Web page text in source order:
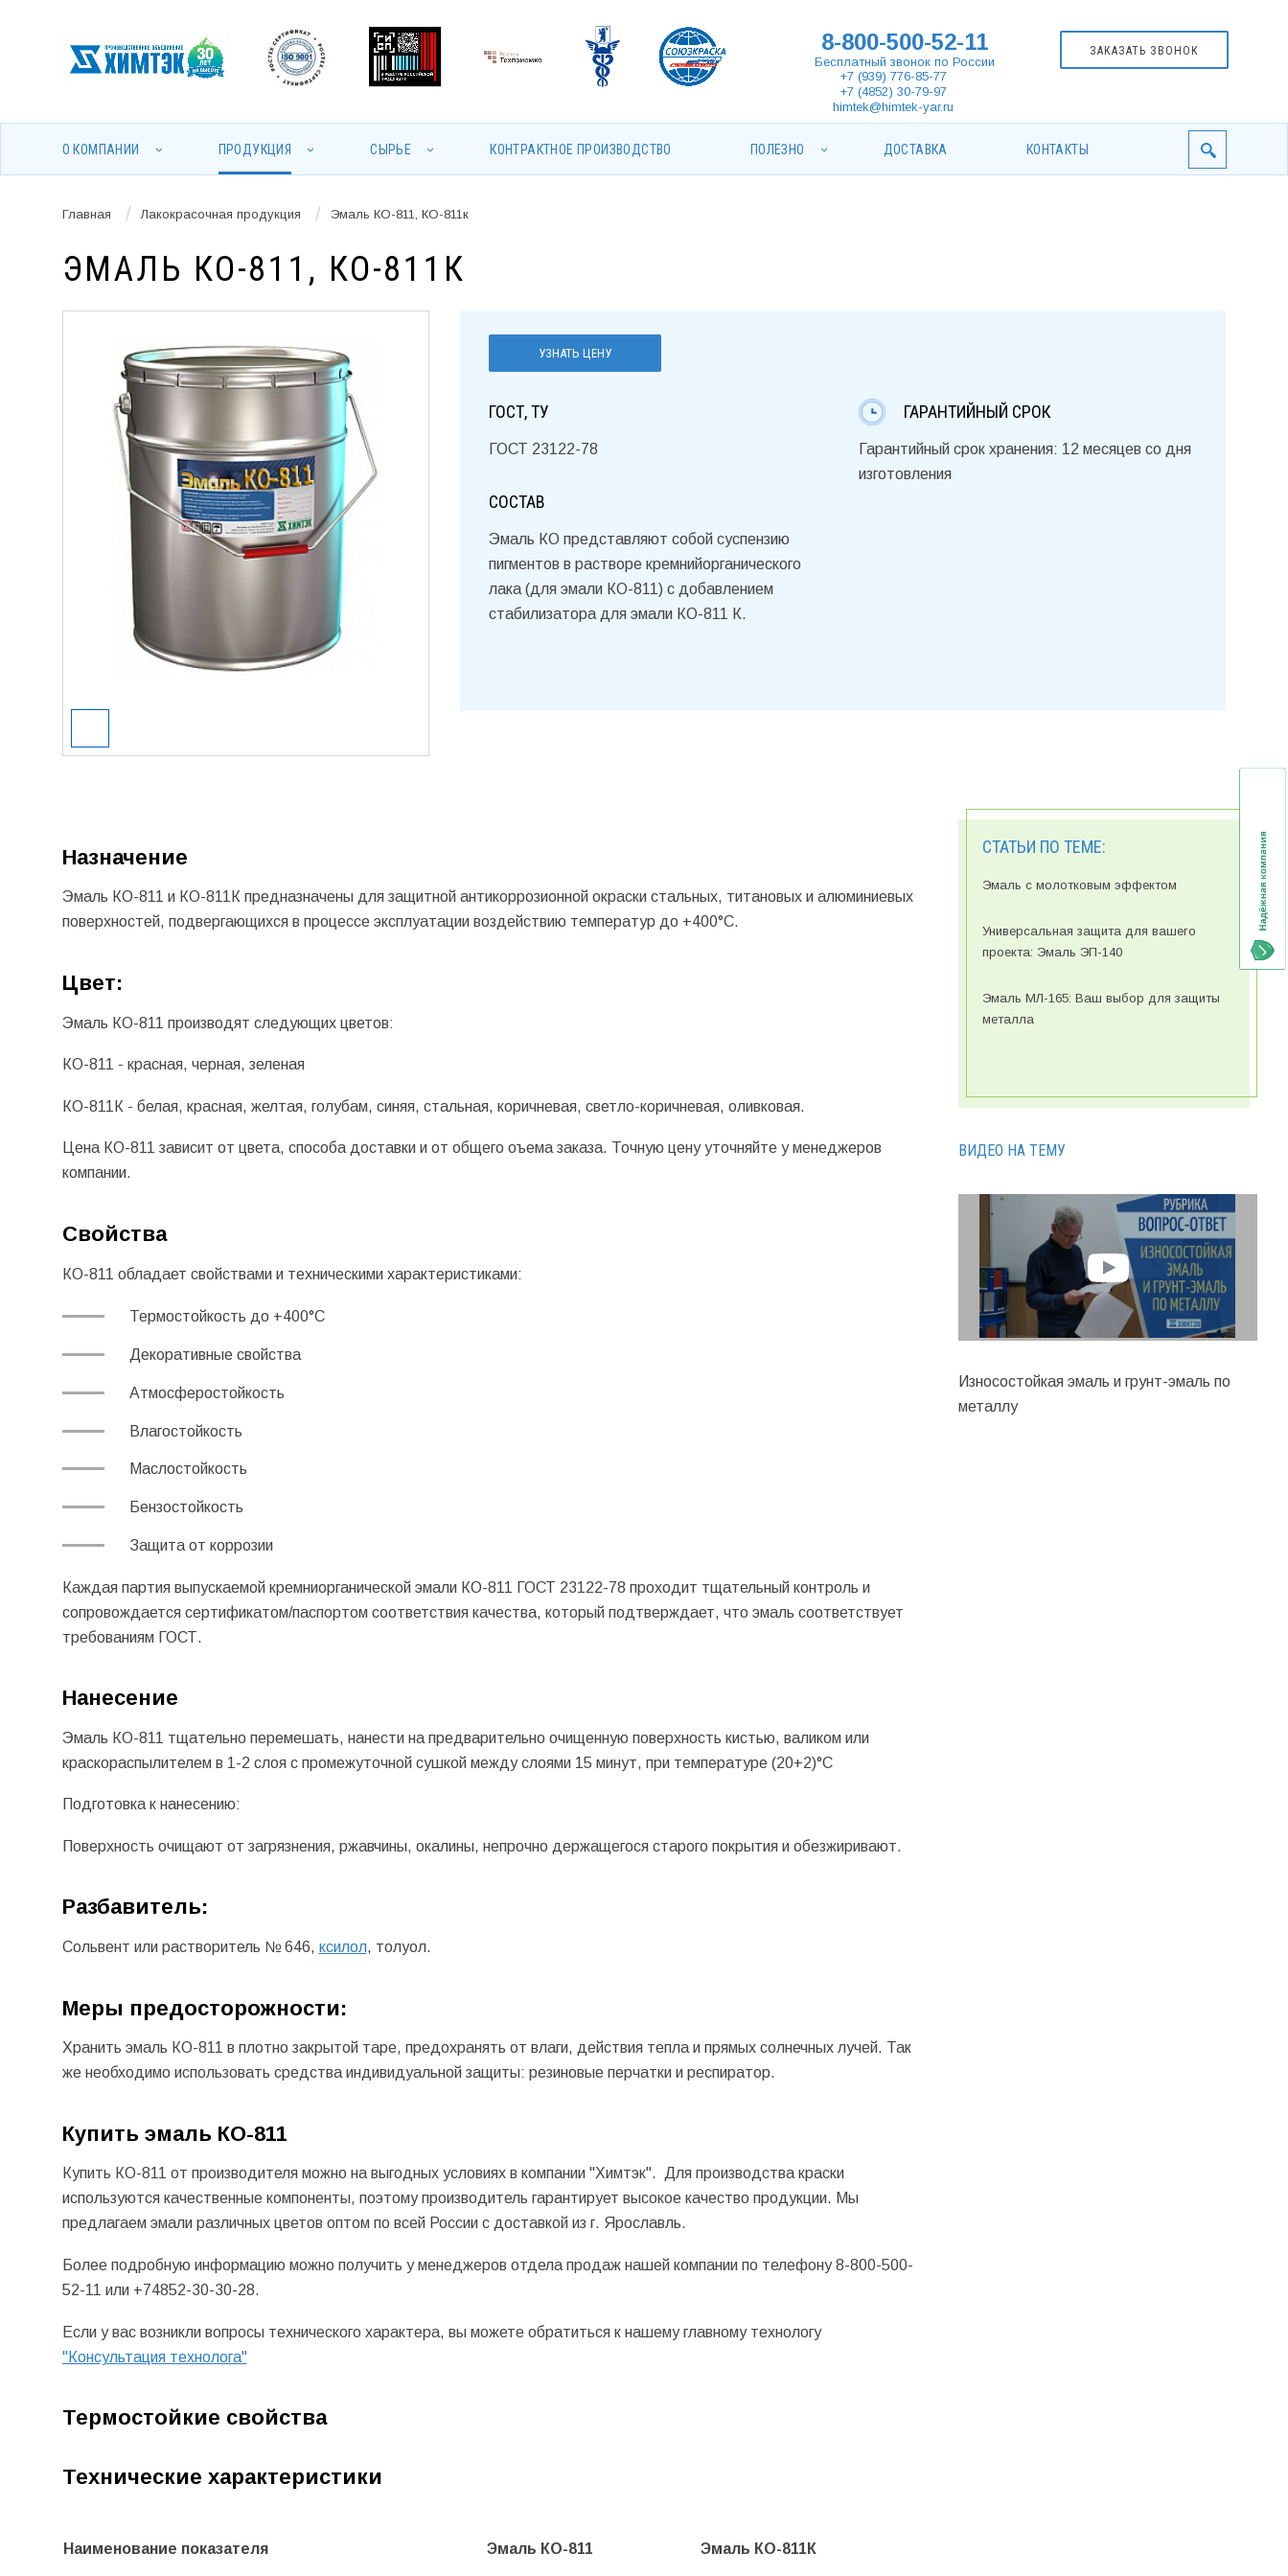
8-800-500-52-11
Бесплатный звонок по России
+7 (939) 776-85-77
+7 (4852) 30-79-97
himtek@himtek-yar.ru
ЗАКАЗАТЬ ЗВОНОК
О КОМПАНИИ ПРОДУКЦИЯ СЫРЬЕ КОНТРАКТНОЕ ПРОИЗВОДСТВО ПОЛЕЗНО ДОСТАВКА КОНТАКТЫ
Главная / Лакокрасочная продукция / Эмаль КО-811, КО-811к
ЭМАЛЬ КО-811, КО-811К
УЗНАТЬ ЦЕНУ
ГОСТ, ТУ
ГОСТ 23122-78
СОСТАВ
Эмаль КО представляют собой суспензию
пигментов в растворе кремнийорганического
лака (для эмали КО-811) с добавлением
стабилизатора для эмали КО-811 К.
ГАРАНТИЙНЫЙ СРОК
Гарантийный срок хранения: 12 месяцев со дня
изготовления
Назначение
Эмаль КО-811 и КО-811К предназначены для защитной антикоррозионной окраски стальных, титановых и алюминиевых
поверхностей, подвергающихся в процессе эксплуатации воздействию температур до +400°С.
Цвет:
Эмаль КО-811 производят следующих цветов:
КО-811 - красная, черная, зеленая
КО-811К - белая, красная, желтая, голубам, синяя, стальная, коричневая, светло-коричневая, оливковая.
Цена КО-811 зависит от цвета, способа доставки и от общего оъема заказа. Точную цену уточняйте у менеджеров
компании.
Свойства
КО-811 обладает свойствами и техническими характеристиками:
Термостойкость до +400°С
Декоративные свойства
Атмосферостойкость
Влагостойкость
Маслостойкость
Бензостойкость
Защита от коррозии
Каждая партия выпускаемой кремниорганической эмали КО-811 ГОСТ 23122-78 проходит тщательный контроль и
сопровождается сертификатом/паспортом соответствия качества, который подтверждает, что эмаль соответствует
требованиям ГОСТ.
Нанесение
Эмаль КО-811 тщательно перемешать, нанести на предварительно очищенную поверхность кистью, валиком или
краскораспылителем в 1-2 слоя с промежуточной сушкой между слоями 15 минут, при температуре (20+2)°С
Подготовка к нанесению:
Поверхность очищают от загрязнения, ржавчины, окалины, непрочно держащегося старого покрытия и обезжиривают.
Разбавитель:
Сольвент или растворитель № 646, ксилол, толуол.
Меры предосторожности:
Хранить эмаль КО-811 в плотно закрытой таре, предохранять от влаги, действия тепла и прямых солнечных лучей. Так
же необходимо использовать средства индивидуальной защиты: резиновые перчатки и респиратор.
Купить эмаль КО-811
Купить КО-811 от производителя можно на выгодных условиях в компании "Химтэк". Для производства краски
используются качественные компоненты, поэтому производитель гарантирует высокое качество продукции. Мы
предлагаем эмали различных цветов оптом по всей России с доставкой из г. Ярославль.
Более подробную информацию можно получить у менеджеров отдела продаж нашей компании по телефону 8-800-500-
52-11 или +74852-30-30-28.
Если у вас возникли вопросы технического характера, вы можете обратиться к нашему главному технологу
"Консультация технолога"
Термостойкие свойства
Технические характеристики
Наименование показателя Эмаль КО-811 Эмаль КО-811К
СТАТЬИ ПО ТЕМЕ:
Эмаль с молотковым эффектом
Универсальная защита для вашего
проекта: Эмаль ЭП-140
Эмаль МЛ-165: Ваш выбор для защиты
металла
ВИДЕО НА ТЕМУ
Износостойкая эмаль и грунт-эмаль по
металлу